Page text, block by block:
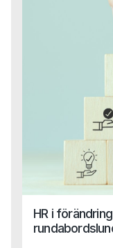
Science-bolag,
HR i